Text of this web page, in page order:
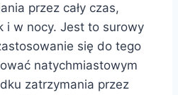
przez cały czas,
i w nocy. Jest to surowy
się do tego
natychmiastowym
zatrzymania przez